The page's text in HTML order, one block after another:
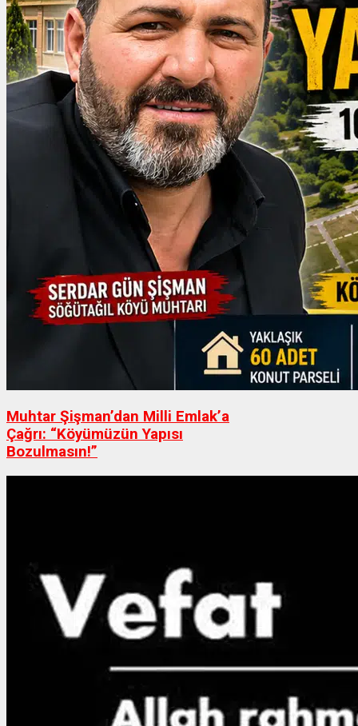
Muhtar Şişman’dan Milli Emlak’a
Çağrı: “Köyümüzün Yapısı
Bozulmasın!”